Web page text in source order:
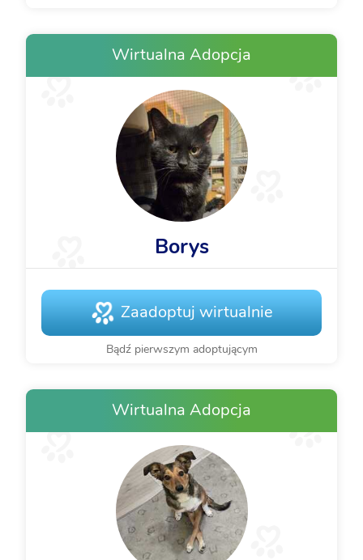
Wirtualna Adopcja
Borys
Zaadoptuj wirtualnie
Bądź pierwszym adoptującym
Wirtualna Adopcja